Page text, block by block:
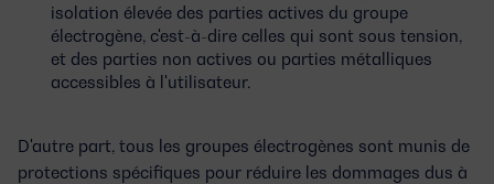
isolation élevée des parties actives du groupe
électrogène, c'est-à-dire celles qui sont sous tension,
et des parties non actives ou parties métalliques
accessibles à l'utilisateur.
D'autre part, tous les groupes électrogènes sont munis de
protections spécifiques pour réduire les dommages dus à